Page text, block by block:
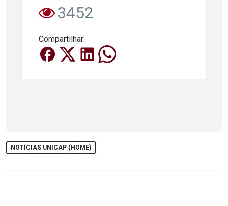
3452
Compartilhar:
NOTÍCIAS UNICAP (HOME)